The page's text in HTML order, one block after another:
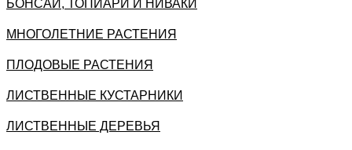
БОНСАИ, ТОПИАРИ И НИВАКИ
МНОГОЛЕТНИЕ РАСТЕНИЯ
ПЛОДОВЫЕ РАСТЕНИЯ
ЛИСТВЕННЫЕ КУСТАРНИКИ
ЛИСТВЕННЫЕ ДЕРЕВЬЯ